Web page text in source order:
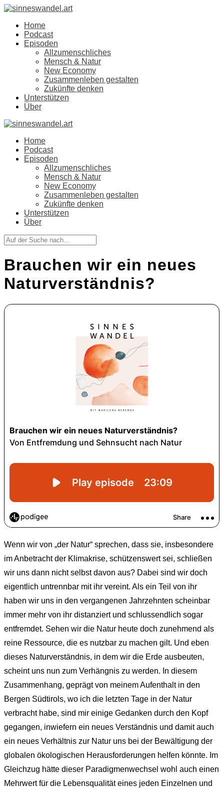
Home
Podcast
Episoden
Allzumenschliches
Mensch & Natur
New Economy
Zusammenleben gestalten
Zukünfte denken
Unterstützen
Über
Home
Podcast
Episoden
Allzumenschliches
Mensch & Natur
New Economy
Zusammenleben gestalten
Zukünfte denken
Unterstützen
Über
Brauchen wir ein neues
Naturverständnis?
Wenn wir von „der Natur“ sprechen, dass sie, insbesondere
im Anbetracht der Klimakrise, schützenswert sei, schließen
wir uns dann nicht selbst davon aus? Dabei sind wir doch
eigentlich untrennbar mit ihr vereint. Als ein Teil von ihr
haben wir uns in den vergangenen Jahrzehnten scheinbar
immer mehr von ihr distanziert und schlussendlich sogar
entfremdet. Sehen wir die Natur heute doch zunehmend als
reine Ressource, die es nutzbar zu machen gilt. Und eben
dieses Naturverständnis, in dem wir die Erde ausbeuten,
scheint uns nun zum Verhängnis zu werden. In diesem
Zusammenhang, geprägt von meinem Aufenthalt in den
Bergen Südtirols, wo ich die letzten Tage in der Natur
verbracht habe, sind mir einige Gedanken durch den Kopf
gegangen, inwiefern ein neues Verständnis und damit auch
ein neues Verhältnis zur Natur uns bei der Bewältigung der
globalen ökologischen Herausforderungen helfen könnte. Im
Gleichzug hätte dieser Paradigmenwechsel wohl auch einen
Mehrwert für die Lebensqualität eines jeden Einzelnen und